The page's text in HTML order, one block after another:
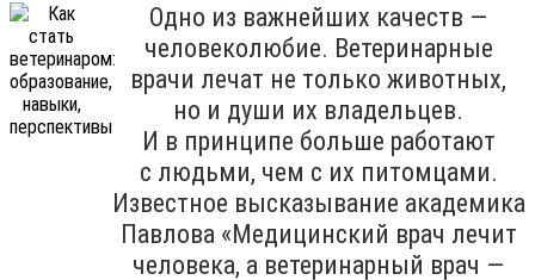
Одно из важнейших качеств —
человеколюбие. Ветеринарные
врачи лечат не только животных,
но и души их владельцев.
И в принципе больше работают
с людьми, чем с их питомцами.
Известное высказывание академика
Павлова «Медицинский врач лечит
человека, а ветеринарный врач —